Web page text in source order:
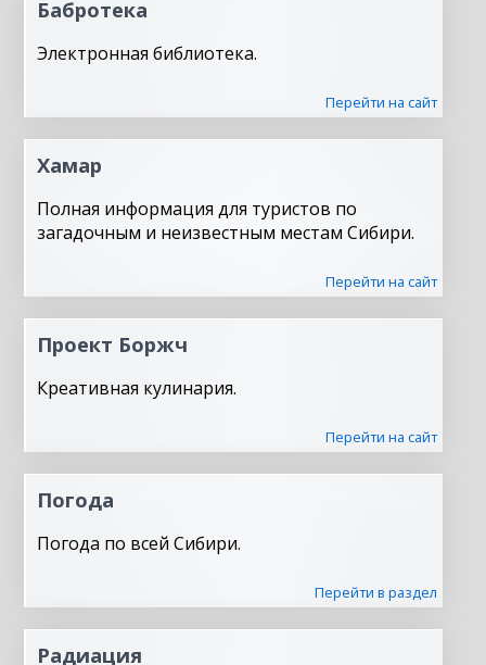
Бабротека
Электронная библиотека.
Перейти на сайт
Хамар
Полная информация для туристов по
загадочным и неизвестным местам Сибири.
Перейти на сайт
Проект Боржч
Креативная кулинария.
Перейти на сайт
Погода
Погода по всей Сибири.
Перейти в раздел
Радиация